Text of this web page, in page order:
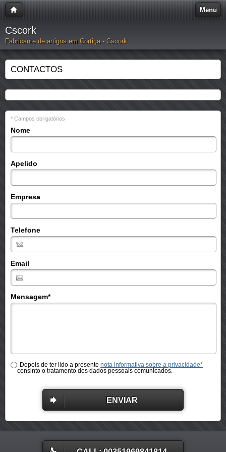
Menu
Cscork
Fabricante de artigos em Cortiça - Cscork
CONTACTOS
* Campos obrigatórios
Nome
Apelido
Empresa
Telefone
Email
Mensagem*
Depois de ter lido a presente nota informativa sobre a privacidade*
consinto o tratamento dos dados pessoais comunicados.
ENVIAR